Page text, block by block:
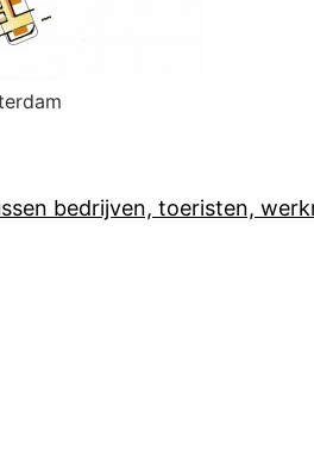
bedrijven, toeristen,